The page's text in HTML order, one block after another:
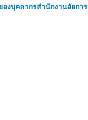
องบุคลากรสำนักงานอัยกา